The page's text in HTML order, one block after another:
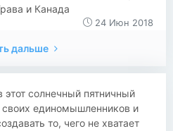
и Канада
24 Июн 2018
дальше
этот солнечный пятничный
своих единомышленников и
то, чего не хватаeт